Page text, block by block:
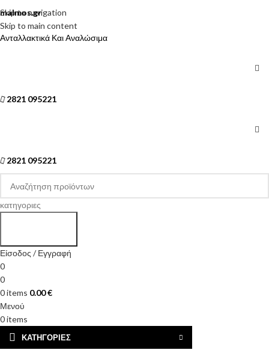
Skip to navigation
Skip to main content
malmos.gr
Ανταλλακτικά Και Αναλώσιμα
2821 095221
2821 095221
κατηγοριες
Είσοδος / Εγγραφή
0
0
0items 0.00€
Μενού
0items
ΚΑΤΗΓΟΡΊΕΣ